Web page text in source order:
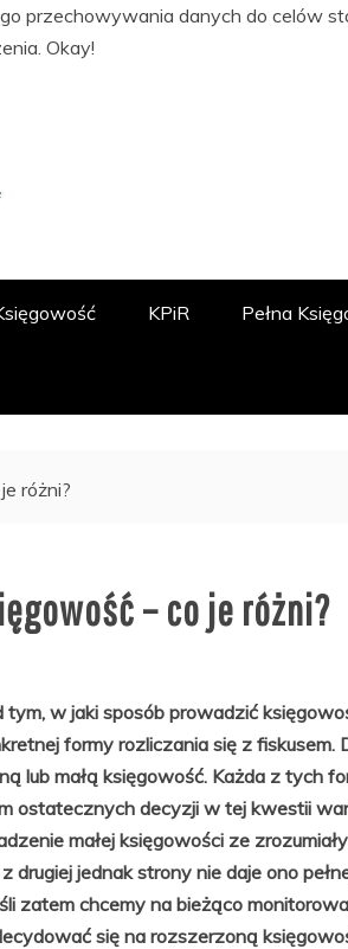
przechowywania danych do celów
Okay!
KPiR Pełna
różni?
– co je różni?
w jaki sposób prowadzić
formy rozliczania się z fiskusem.
lub małą księgowość. Każda z tych
ostatecznych decyzji w tej kwestii
małej księgowości ze
jednak strony nie daje ono
zatem chcemy na bieżąco
się na rozszerzoną